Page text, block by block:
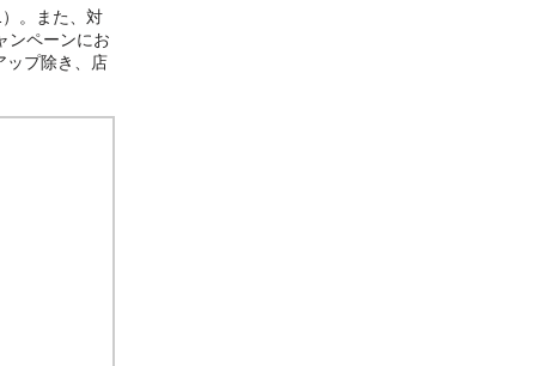
。また、対
ンペーンにお
ップ除き、店